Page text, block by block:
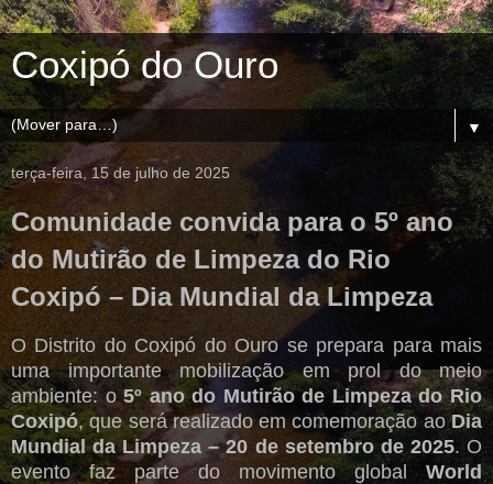
Coxipó do Ouro
▼
terça-feira, 15 de julho de 2025
Comunidade convida para o 5º ano
do Mutirão de Limpeza do Rio
Coxipó – Dia Mundial da Limpeza
O Distrito do Coxipó do Ouro se prepara para mais
uma importante mobilização em prol do meio
ambiente: o5º ano do Mutirão de Limpeza do Rio
Coxipó, que será realizado em comemoração aoDia
Mundial da Limpeza – 20 de setembro de 2025. O
evento faz parte do movimento globalWorld